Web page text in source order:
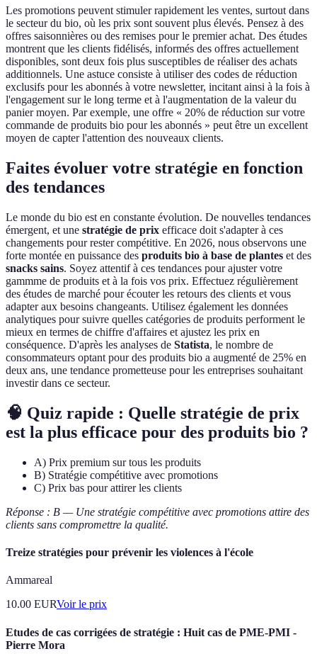
Les promotions peuvent stimuler rapidement les ventes, surtout dans
le secteur du bio, où les prix sont souvent plus élevés. Pensez à des
offres saisonnières ou des remises pour le premier achat. Des études
montrent que les clients fidélisés, informés des offres actuellement
disponibles, sont deux fois plus susceptibles de réaliser des achats
additionnels. Une astuce consiste à utiliser des codes de réduction
exclusifs pour les abonnés à votre newsletter, incitant ainsi à la fois à
l'engagement sur le long terme et à l'augmentation de la valeur du
panier moyen. Par exemple, une offre « 20% de réduction sur votre
commande de produits bio pour les abonnés » peut être un excellent
moyen de capter l'attention des nouveaux clients.
Faites évoluer votre stratégie en fonction
des tendances
Le monde du bio est en constante évolution. De nouvelles tendances
émergent, et une stratégie de prix efficace doit s'adapter à ces
changements pour rester compétitive. En 2026, nous observons une
forte montée en puissance des produits bio à base de plantes et des
snacks sains. Soyez attentif à ces tendances pour ajuster votre
gammme de produits et à la fois vos prix. Effectuez régulièrement
des études de marché pour écouter les retours des clients et vous
adapter aux besoins changeants. Utilisez également les données
analytiques pour suivre quelles catégories de produits performent le
mieux en termes de chiffre d'affaires et ajustez les prix en
conséquence. D'après les analyses de Statista, le nombre de
consommateurs optant pour des produits bio a augmenté de 25% en
deux ans, une tendance prometteuse pour les entreprises souhaitant
investir dans ce secteur.
🧠 Quiz rapide : Quelle stratégie de prix
est la plus efficace pour des produits bio ?
A) Prix premium sur tous les produits
B) Stratégie compétitive avec promotions
C) Prix bas pour attirer les clients
Réponse : B — Une stratégie compétitive avec promotions attire des
clients sans compromettre la qualité.
Treize stratégies pour prévenir les violences à l'école
Ammareal
10.00 EURVoir le prix
Etudes de cas corrigées de stratégie : Huit cas de PME-PMI -
Pierre Mora